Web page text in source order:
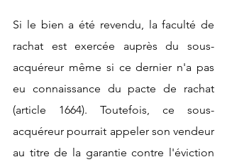
Si le bien a été revendu, la faculté de
rachat est exercée auprès du sous-
acquéreur même si ce dernier n'a pas
eu connaissance du pacte de rachat
(article 1664). Toutefois, ce sous-
acquéreur pourrait appeler son vendeur
au titre de la garantie contre l'éviction